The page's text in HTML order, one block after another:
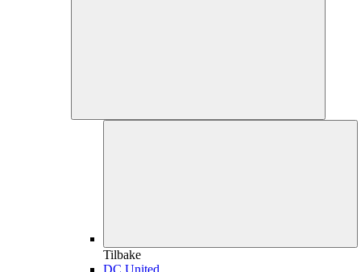
Tilbake
DC United